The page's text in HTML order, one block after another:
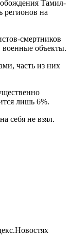
Тамил-
регионов на
смертников
военные объекты.
часть из них
лишь 6%.
себя не взял.